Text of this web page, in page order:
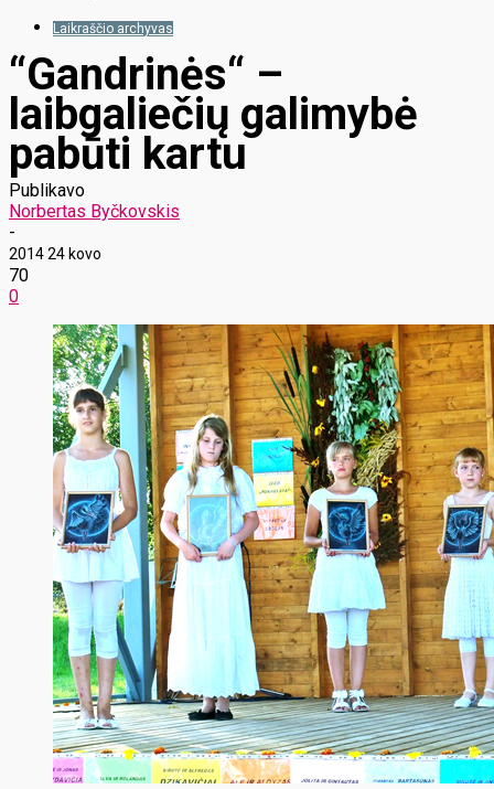
Laikraščio archyvas
“Gandrinės“ –
laibgaliečių galimybė
pabūti kartu
Publikavo
Norbertas Byčkovskis
-
2014 24 kovo
70
0